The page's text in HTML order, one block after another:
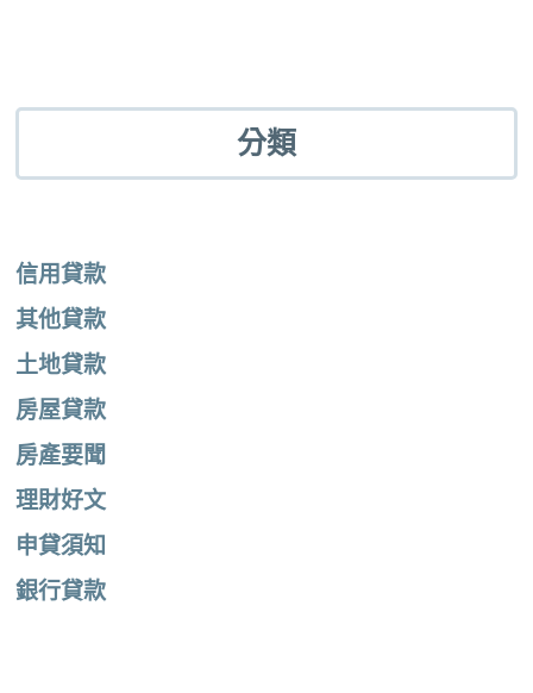
分類
信用貸款
其他貸款
土地貸款
房屋貸款
房產要聞
理財好文
申貸須知
銀行貸款